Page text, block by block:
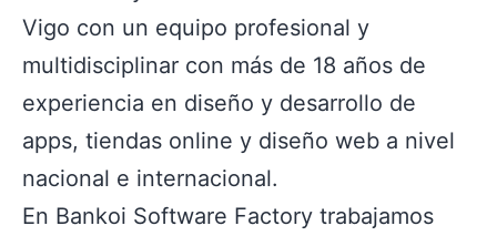
Vigo con un equipo profesional y
multidisciplinar con más de 18 años de
experiencia en diseño y desarrollo de
apps, tiendas online y diseño web a nivel
nacional e internacional.
En Bankoi Software Factory trabajamos